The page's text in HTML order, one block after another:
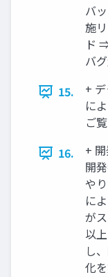
バ
施
ド
バ
15.
+
に
ご
16.
+
開
や
に
が
以
し
化